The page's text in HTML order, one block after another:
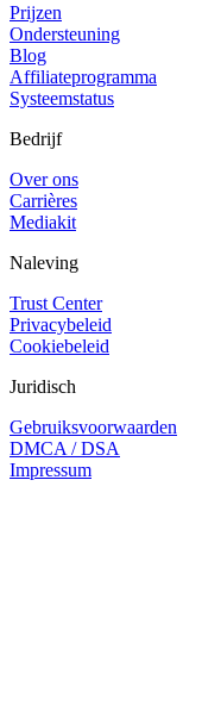
Prijzen
Ondersteuning
Blog
Affiliateprogramma
Systeemstatus
Bedrijf
Over ons
Carrières
Mediakit
Naleving
Trust Center
Privacybeleid
Cookiebeleid
Juridisch
Gebruiksvoorwaarden
DMCA / DSA
Impressum